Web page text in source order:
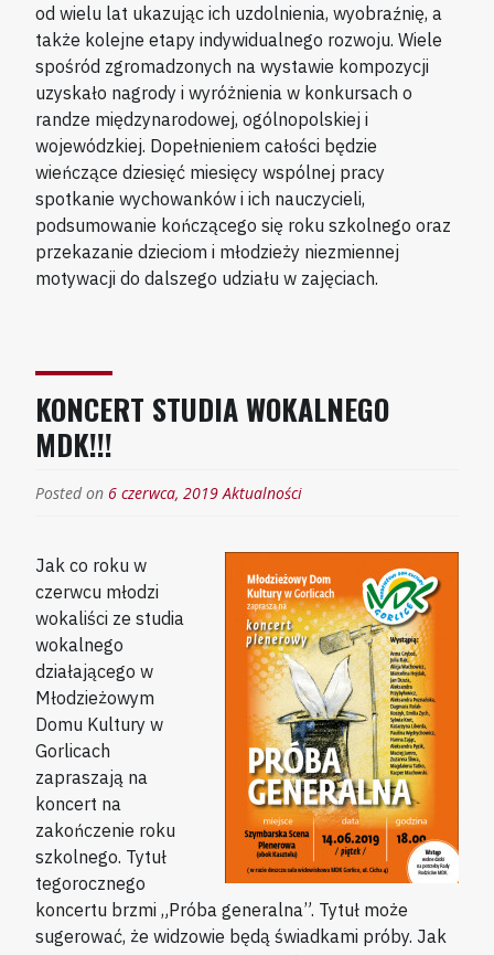
od wielu lat ukazując ich uzdolnienia, wyobraźnię, a
także kolejne etapy indywidualnego rozwoju. Wiele
spośród zgromadzonych na wystawie kompozycji
uzyskało nagrody i wyróżnienia w konkursach o
randze międzynarodowej, ogólnopolskiej i
wojewódzkiej. Dopełnieniem całości będzie
wieńczące dziesięć miesięcy wspólnej pracy
spotkanie wychowanków i ich nauczycieli,
podsumowanie kończącego się roku szkolnego oraz
przekazanie dzieciom i młodzieży niezmiennej
motywacji do dalszego udziału w zajęciach.
KONCERT STUDIA WOKALNEGO
MDK!!!
Posted on 6 czerwca, 2019 Aktualności
Jak co roku w
czerwcu młodzi
wokaliści ze studia
wokalnego
działającego w
Młodzieżowym
Domu Kultury w
Gorlicach
zapraszają na
koncert na
zakończenie roku
szkolnego. Tytuł
tegorocznego
koncertu brzmi „Próba generalna”. Tytuł może
sugerować, że widzowie będą świadkami próby. Jak